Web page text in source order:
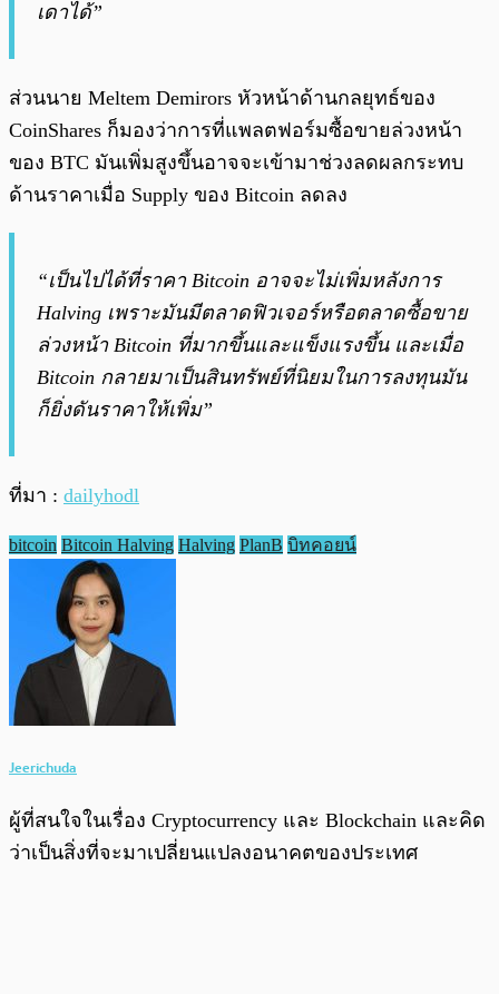
เดาได้”
ส่วนนาย Meltem Demirors หัวหน้าด้านกลยุทธ์ของ
CoinShares ก็มองว่าการที่แพลตฟอร์มซื้อขายล่วงหน้า
ของ BTC มันเพิ่มสูงขึ้นอาจจะเข้ามาช่วงลดผลกระทบ
ด้านราคาเมื่อ Supply ของ Bitcoin ลดลง
“เป็นไปได้ที่ราคา Bitcoin อาจจะไม่เพิ่มหลังการ
Halving เพราะมันมีตลาดฟิวเจอร์หรือตลาดซื้อขาย
ล่วงหน้า Bitcoin ที่มากขึ้นและแข็งแรงขึ้น และเมื่อ
Bitcoin กลายมาเป็นสินทรัพย์ที่นิยมในการลงทุนมัน
ก็ยิ่งดันราคาให้เพิ่ม”
ที่มา : dailyhodl
bitcoin Bitcoin Halving Halving PlanB บิทคอยน์
Jeerichuda
ผู้ที่สนใจในเรื่อง Cryptocurrency และ Blockchain และคิด
ว่าเป็นสิ่งที่จะมาเปลี่ยนแปลงอนาคตของประเทศ